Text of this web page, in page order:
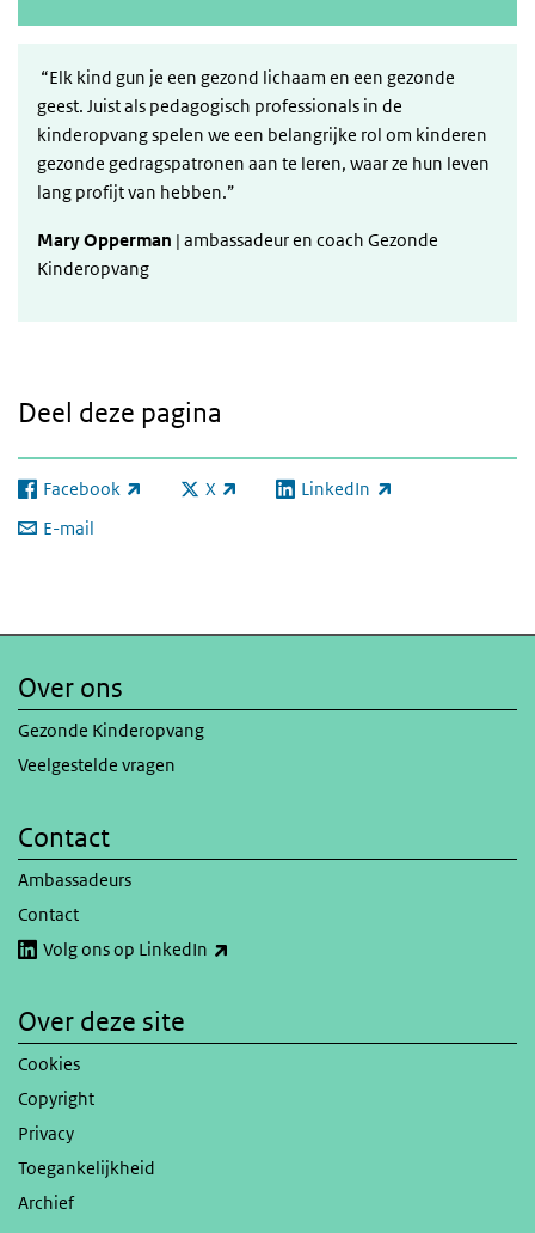
“Elk kind gun je een gezond lichaam en een gezonde
geest. Juist als pedagogisch professionals in de
kinderopvang spelen we een belangrijke rol om kinderen
gezonde gedragspatronen aan te leren, waar ze hun leven
lang profijt van hebben.”
Mary Opperman | ambassadeur en coach Gezonde
Kinderopvang
Deel deze pagina
Facebook
(externe link) X
(externe link) LinkedIn
(externe link)
E-mail
Over ons
Gezonde Kinderopvang
Veelgestelde vragen
Contact
Ambassadeurs
Contact
Volg ons op LinkedIn
Over deze site
Cookies
Copyright
Privacy
Toegankelijkheid
Archief